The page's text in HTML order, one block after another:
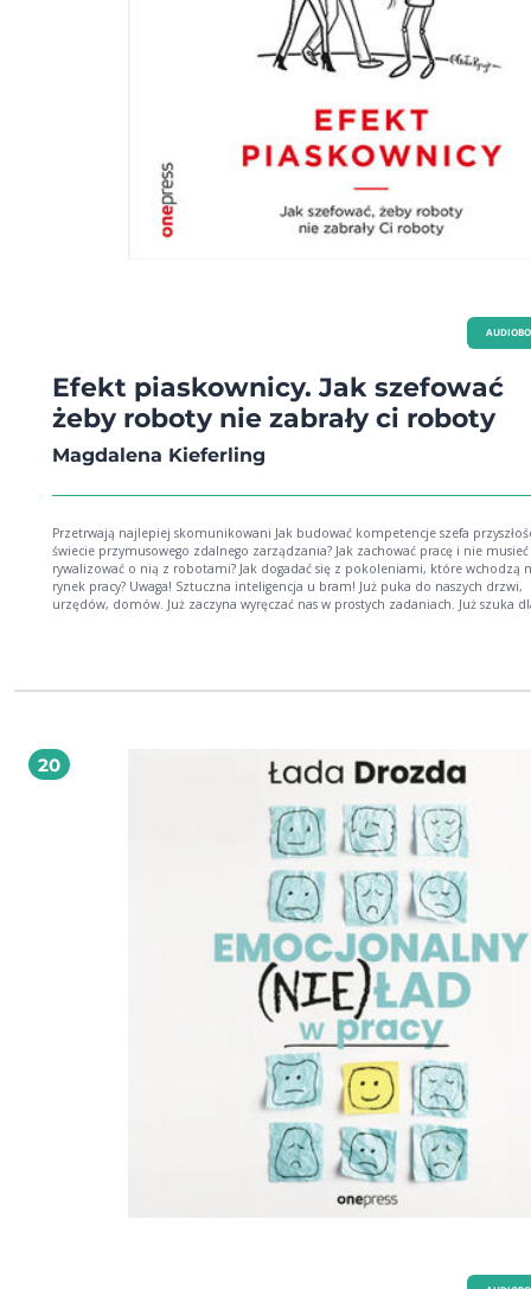
Efekt piaskownicy. Jak szefować
żeby roboty nie zabrały ci roboty
Magdalena Kieferling
Przetrwają najlepiej skomunikowani Jak budować kompetencje szefa przyszłości w
świecie przymusowego zdalnego zarządzania? Jak zachować pracę i nie musieć
rywalizować o nią z robotami? Jak dogadać się z pokoleniami, które wchodzą na
rynek pracy? Uwaga! Sztuczna inteligencja u bram! Już puka do naszych drzwi,
urzędów, domów. Już zaczyna wyręczać nas w prostych zadaniach. Już szuka
potrzebują urlopów i nie narzekają na atmosferę w pracy. Może w ciągu
dziś nawet nam się jeszcze nie śni. A co z obecnymi zawodami? Które
będzie na przykład z osobami zarządzającymi pracą ludzi? Spokojnie, akurat
menadżerowie najprawdopodobniej będą potrzebni. Jednak nie wszyscy. Z
którzy już dziś nauczą się porywać za sobą innych. Także pokolenie ludzi
tych, których podobno nic nie interesuje. By to skutecznie zrobić, po pierwsze
porzucić wielkie HR-owe hasła. Po drugie ― sięgnąć po sposób komunikacji
Jak szefować żeby roboty nie zabrały Ci roboty >> Magdalena Kieferling: Epidemia była
idealną okazją, aby oduczyć się narzekania >> Jak łączyć pracę, macierzyństwo i
jeszcze rozwijać karierę? Pomoże ci "Efekt piaskownicy" >> Nie da się wszystkich
zwolnić. Jak wygląda rynek pracy po epidemii koronawirusa? >> Jak znaleźć pracę
idealną i nie przestać jej kochać? CV i rozmowa kwalifikacyjna to nie wszystko >>
relacje z dziećmi wykorzystać w pracy? W tym pomoże „Efekt piaskownicy” >> Jak
łączyć pracę, macierzyństwo i jeszcze rozwijać karierę? Pomoże ci „Efekt
piaskownicy – czego możemy się nauczyć od dzieci w biznesie? >>
20